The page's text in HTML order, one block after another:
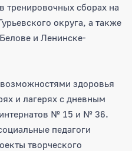
тренировочных сборах на
округа, а также
и Ленинске-
здоровья
и лагерях с дневным
№ 15 и № 36.
педагоги
творческого